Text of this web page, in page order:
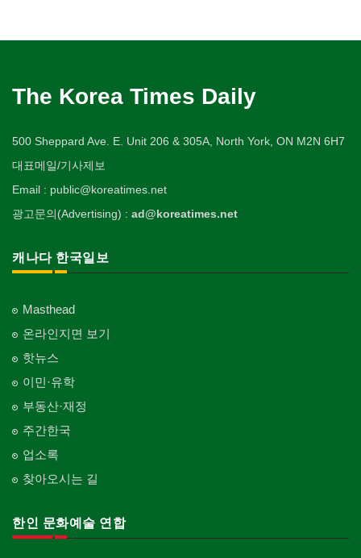
The Korea Times Daily
500 Sheppard Ave. E. Unit 206 & 305A, North York, ON M2N 6H7
대표메일/기사제보
Email : public@koreatimes.net
광고문의(Advertising) : ad@koreatimes.net
캐나다 한국일보
Masthead
온라인지면 보기
핫뉴스
이민·유학
부동산·재정
주간한국
업소록
찾아오시는 길
한인 문화예술 연합